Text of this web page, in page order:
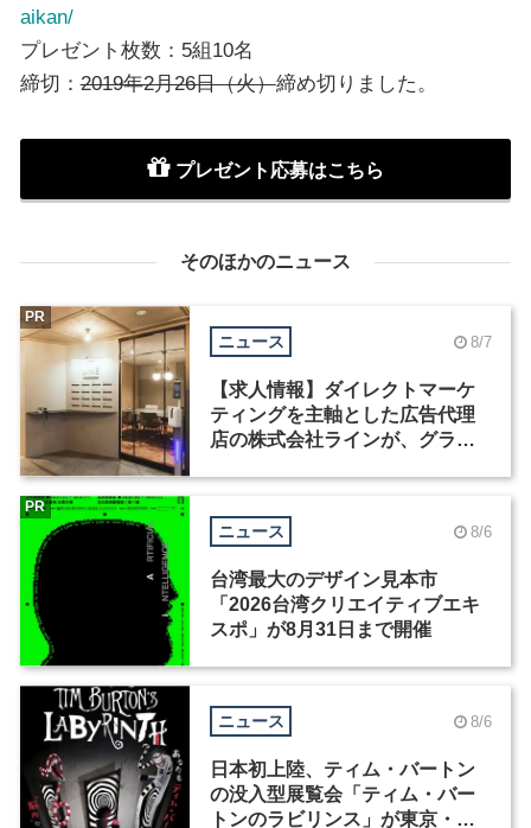
aikan/
プレゼント枚数：5組10名
締切：2019年2月26日（火）締め切りました。
プレゼント応募はこちら
そのほかのニュース
ニュース 8/7
【求人情報】ダイレクトマーケ
ティングを主軸とした広告代理
店の株式会社ラインが、グラフ
PR
ニュース 8/6
台湾最大のデザイン見本市
「2026台湾クリエイティブエキ
スポ」が8月31日まで開催
PR
ニュース 8/6
日本初上陸、ティム・バートン
の没入型展覧会「ティム・バー
トンのラビリンス」が東京・豊